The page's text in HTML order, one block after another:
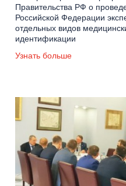
Правительства РФ о
Российской Федерации
отдельных видов
идентификации
Узнать больше